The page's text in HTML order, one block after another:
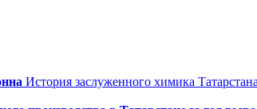
История заслуженного химика